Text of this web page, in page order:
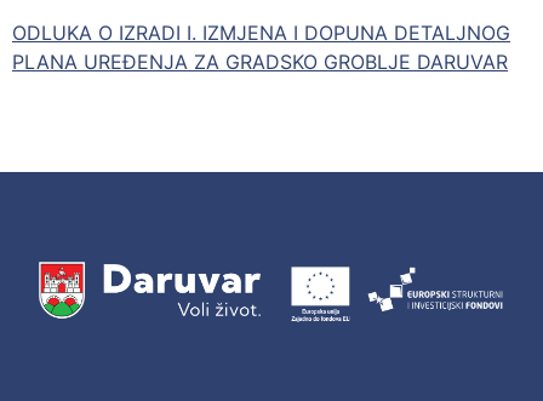
ODLUKA O IZRADI I. IZMJENA I DOPUNA DETALJNOG
PLANA UREĐENJA ZA GRADSKO GROBLJE DARUVAR